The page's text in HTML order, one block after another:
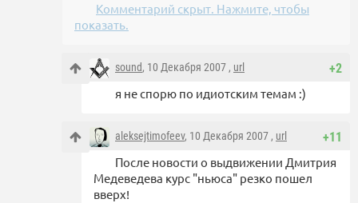
Комментарий скрыт. Нажмите, чтобы
показать.
+2
sound, 10 Декабря 2007 , url
я не спорю по идиотским темам :)
+11
aleksejtimofeev, 10 Декабря 2007 , url
После новости о выдвижении Дмитрия
Медеведева курс "ньюса" резко пошел
вверх!